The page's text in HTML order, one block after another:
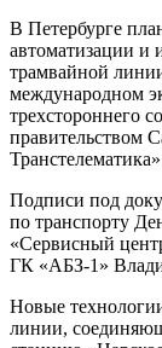
В Петербурге
автоматизации и
трамвайной
международном
трехстороннего
правительством
Подписи под
по транспорту
«Сервисный
ГК «АБЗ-1»
Новые
линии,